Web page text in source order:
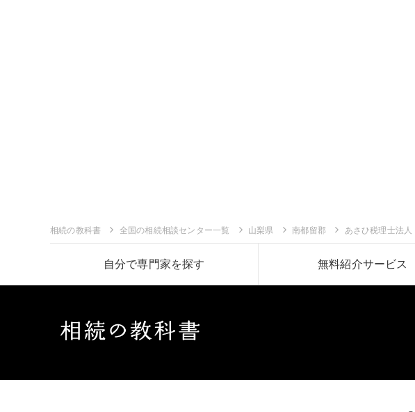
相続の教科書 全国の相続相談センター一覧 山梨県 南都留郡 あさひ税理士法人
自分で専門家を探す 無料紹介サービス